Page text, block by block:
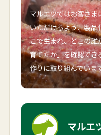
マルエツではお客さま
いただけるよう、製品
こで生まれ、どこの誰
育てたか」を確認でき
作りに取り組んでいま
マルエ